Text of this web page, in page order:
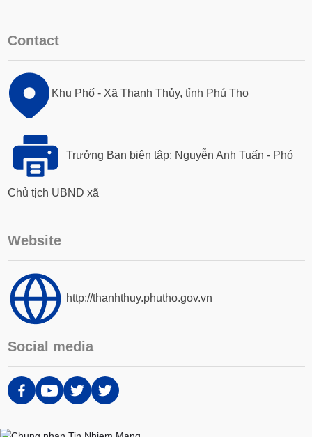
Contact
Khu Phố - Xã Thanh Thủy, tỉnh Phú Thọ
Trưởng Ban biên tập: Nguyễn Anh Tuấn - Phó
Chủ tịch UBND xã
Website
http://thanhthuy.phutho.gov.vn
Social media